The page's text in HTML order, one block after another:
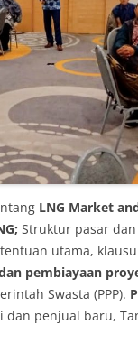
LNG Market
Struktur pasar
utama,
pembiayaan
Swasta (PPP).
penjual baru,